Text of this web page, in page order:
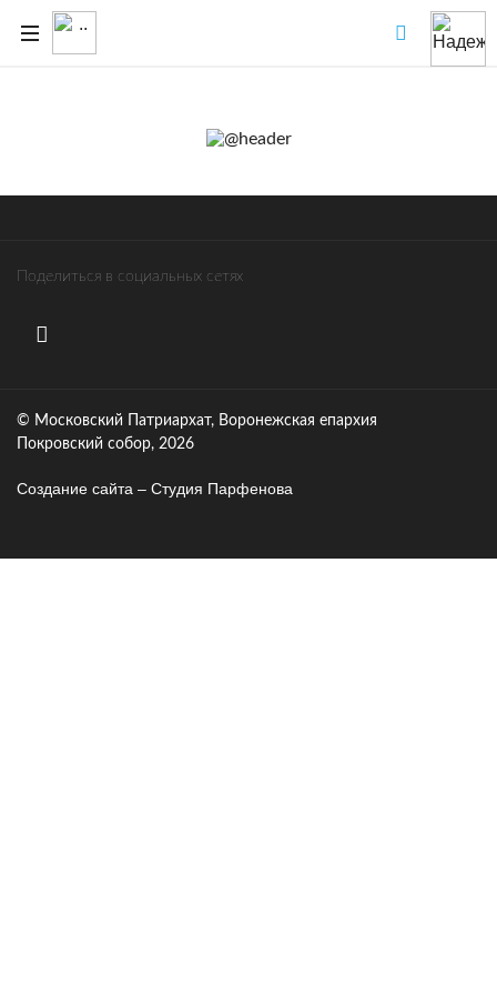
Поделиться в социальных сетях
© Московский Патриархат, Воронежcкая епархия
Покровский собор, 2026
Создание сайта – Cтудия Парфенова